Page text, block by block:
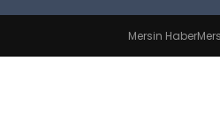
Mersin Haber